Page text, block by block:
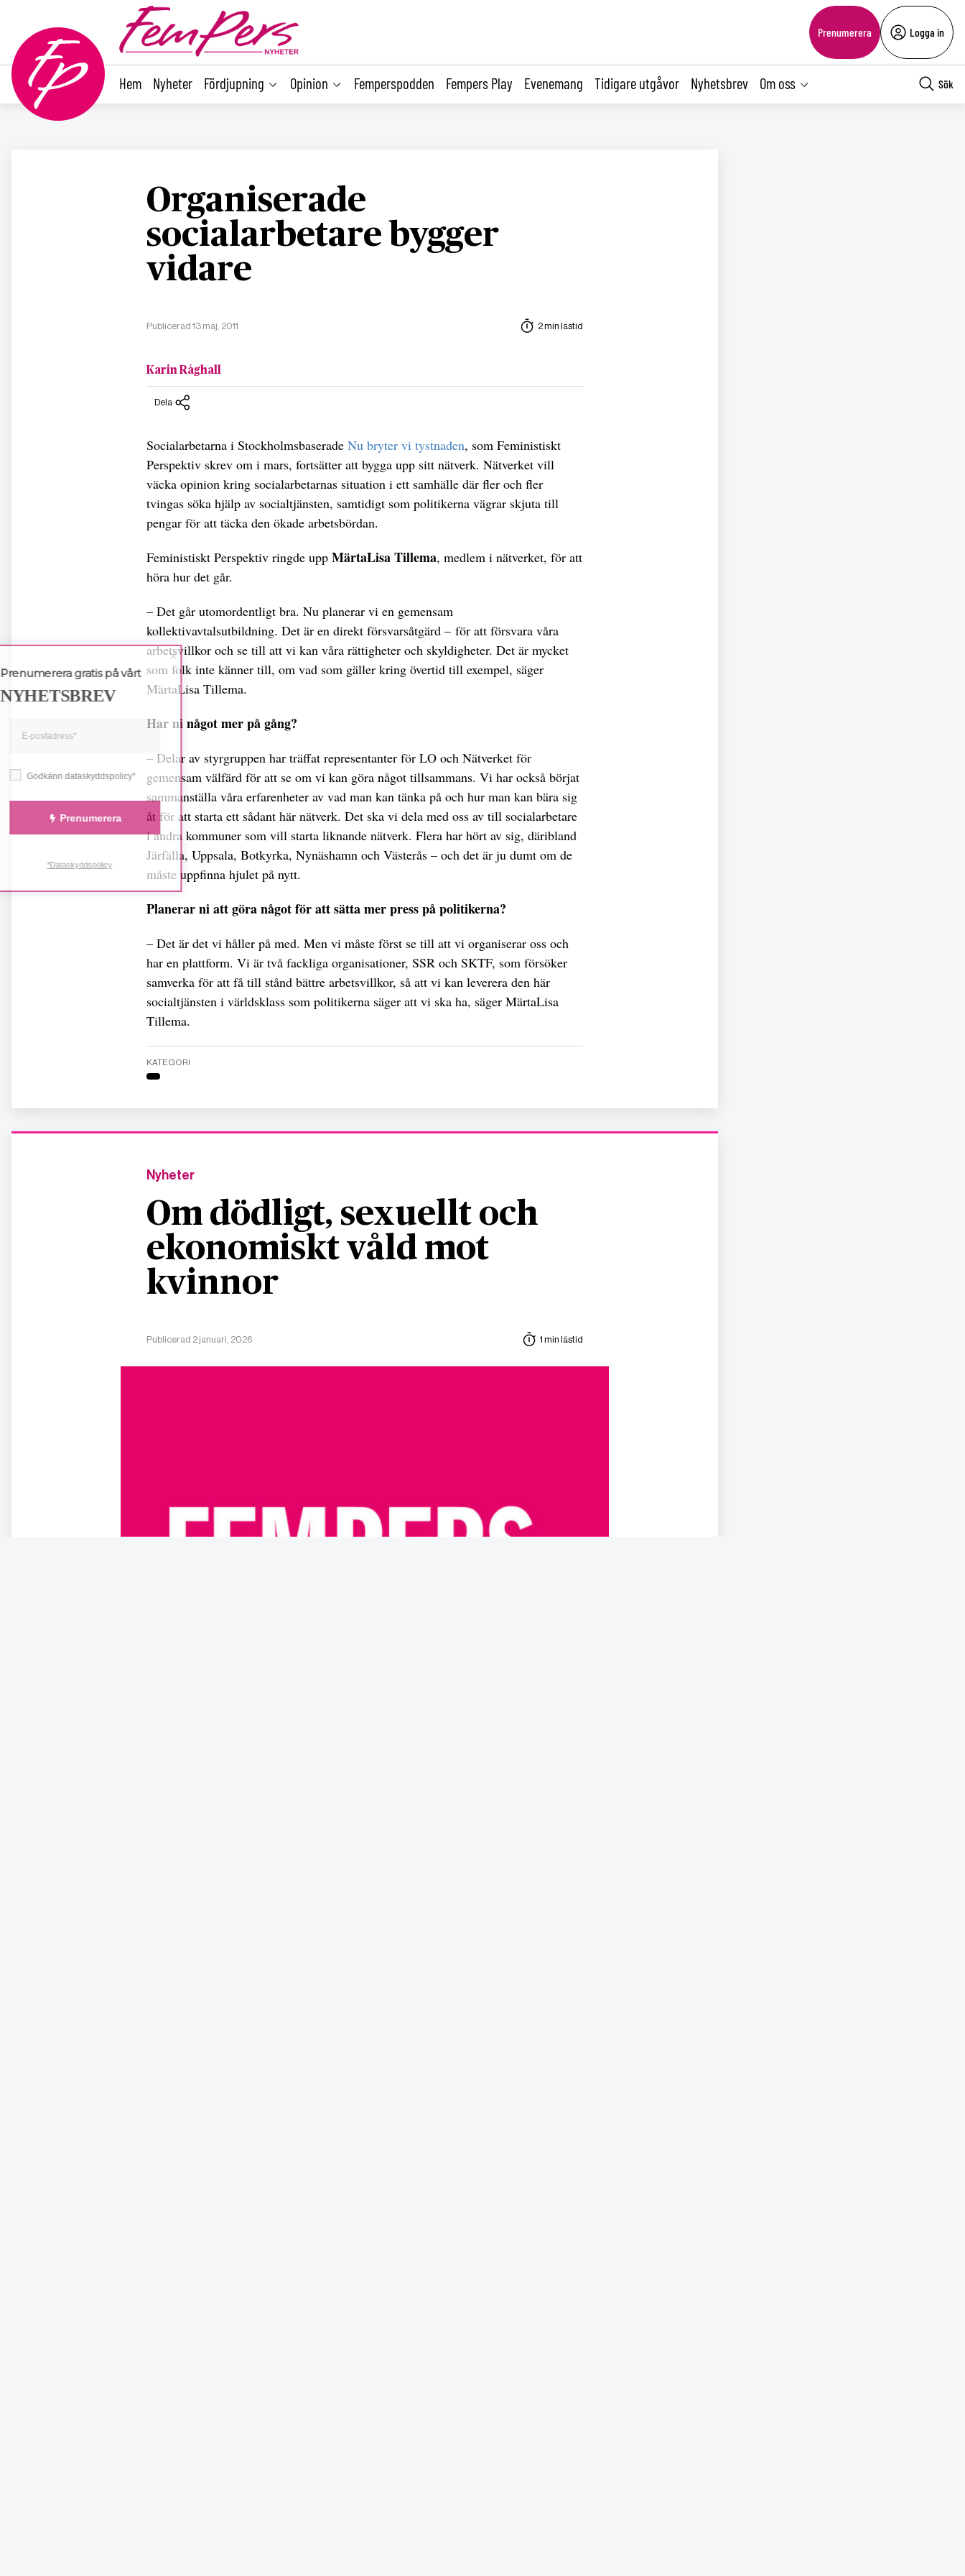
Prenumerera Logga in
Hem Nyheter Fördjupning Opinion Femperspodden Fempers Play Evenemang Tidigare utgåvor Nyhetsbrev Om oss Sök
Organiserade
socialarbetare bygger
vidare
Publicerad 13 maj, 2011 2 min lästid
Karin Råghall
Dela
Socialarbetarna i Stockholmsbaserade Nu bryter vi tystnaden, som Feministiskt
Perspektiv skrev om i mars, fortsätter att bygga upp sitt nätverk. Nätverket vill
väcka opinion kring socialarbetarnas situation i ett samhälle där fler och fler
tvingas söka hjälp av socialtjänsten, samtidigt som politikerna vägrar skjuta till
pengar för att täcka den ökade arbetsbördan.
Feministiskt Perspektiv ringde upp MärtaLisa Tillema, medlem i nätverket, för att
höra hur det går.
– Det går utomordentligt bra. Nu planerar vi en gemensam
kollektivavtalsutbildning. Det är en direkt försvarsåtgärd – för att försvara våra
arbetsvillkor och se till att vi kan våra rättigheter och skyldigheter. Det är mycket
som folk inte känner till, om vad som gäller kring övertid till exempel, säger
MärtaLisa Tillema.
Har ni något mer på gång?
– Delar av styrgruppen har träffat representanter för LO och Nätverket för
gemensam välfärd för att se om vi kan göra något tillsammans. Vi har också börjat
sammanställa våra erfarenheter av vad man kan tänka på och hur man kan bära sig
åt för att starta ett sådant här nätverk. Det ska vi dela med oss av till socialarbetare
i andra kommuner som vill starta liknande nätverk. Flera har hört av sig, däribland
Järfälla, Uppsala, Botkyrka, Nynäshamn och Västerås – och det är ju dumt om de
måste uppfinna hjulet på nytt.
Planerar ni att göra något för att sätta mer press på politikerna?
– Det är det vi håller på med. Men vi måste först se till att vi organiserar oss och
har en plattform. Vi är två fackliga organisationer, SSR och SKTF, som försöker
samverka för att få till stånd bättre arbetsvillkor, så att vi kan leverera den här
socialtjänsten i världsklass som politikerna säger att vi ska ha, säger MärtaLisa
Tillema.
KATEGORI
Nyheter
Om dödligt, sexuellt och
ekonomiskt våld mot
kvinnor
Publicerad 2 januari, 2026 1 min lästid
Godkänn dataskyddspolicy*
Prenumerera
Prenumerera gratis på vårt
NYHETSBREV
*Dataskyddspolicy